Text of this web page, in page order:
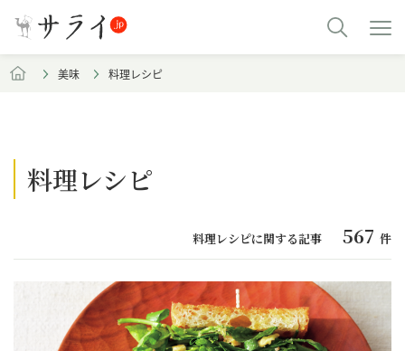
美味 料理レシピ
料理レシピ
料理レシピに関する記事 567 件